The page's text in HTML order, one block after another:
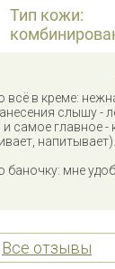
Тип кожи:
в креме:
слышу -
самое главное -
баночку: мне
Все отзывы